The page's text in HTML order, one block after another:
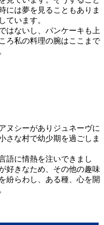
には夢を見ることもありま
ています。
はないし、パンケーキも上
ろ私の料理の腕はここまで
ヌシーがありジュネーヴに
さな村で幼少期を過ごしま
語に情熱を注いできまし
好きなため、その他の趣味
紛らわし、ある種、心を開